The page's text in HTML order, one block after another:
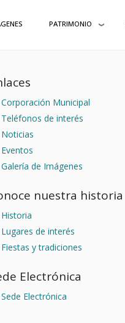
PATRIMONIO
Corporación Municipal
Teléfonos de interés
Noticias
Eventos
Galería de Imágenes
nuestra historia
Historia
Lugares de interés
Fiestas y tradiciones
Electrónica
Sede Electrónica